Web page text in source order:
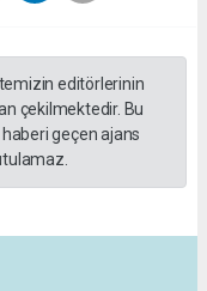
editörlerinin
çekilmektedir. Bu
geçen ajans